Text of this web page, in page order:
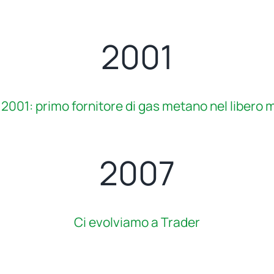
2001
2001: primo fornitore di gas metano nel libero
2007
Ci evolviamo a Trader